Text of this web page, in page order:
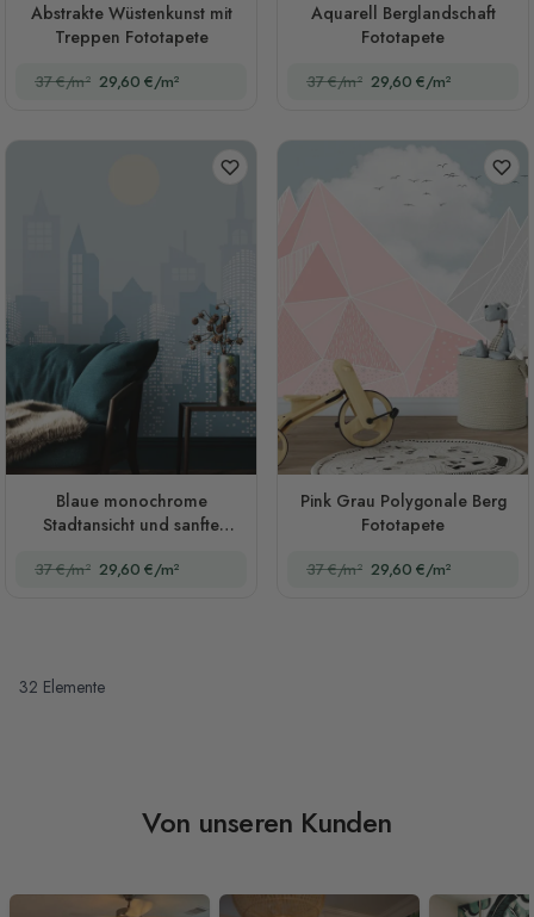
Abstrakte Wüstenkunst mit
Treppen Fototapete
37 €/m² 29,60 €/m²
Aquarell Berglandschaft
Fototapete
37 €/m² 29,60 €/m²
Blaue monochrome
Stadtansicht und sanfte
37 €/m² 29,60 €/m²
Pink Grau Polygonale Berg
Fototapete
37 €/m² 29,60 €/m²
32 Elemente
Von unseren Kunden